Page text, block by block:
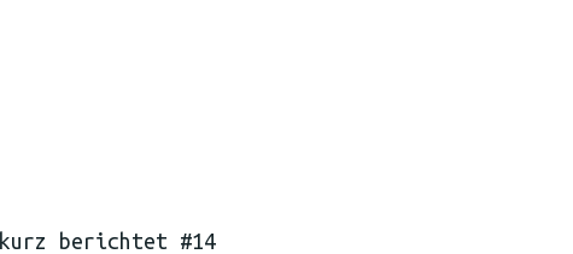
kurz berichtet #14